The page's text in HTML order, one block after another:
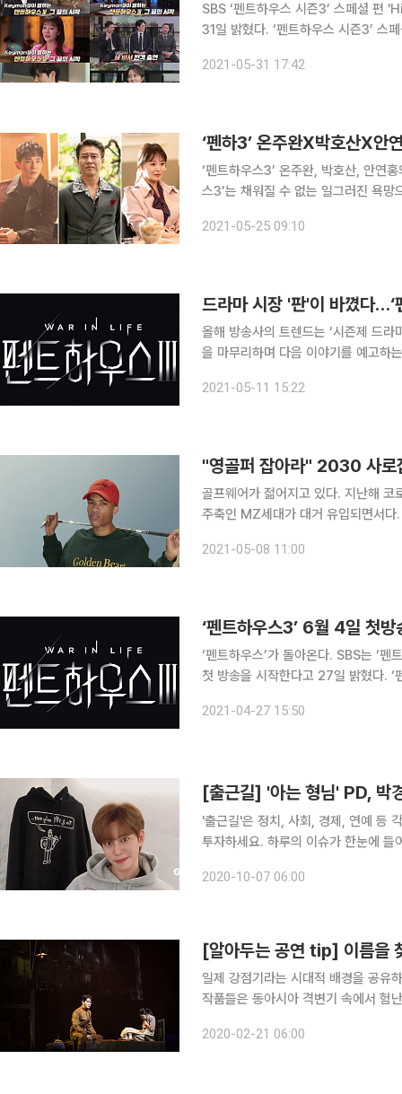
SBS ‘펜트하우스 시즌3’ 스페셜 편
31일 밝혔다. ‘펜트하우스 시즌3’ 스페셜 편에는 김현수, 김영대, 한지현, 최예빈, 이태빈 5인의 펜
2021-05-31 17:42
‘펜하3’ 온주완X박호산X안
‘펜트하우스3’ 온주완, 박호산, 안연홍의 활약에 관심
스3’는 채워질 수 없는 일그러진 욕
록을 달성한 데 이어, 시즌2에서는 최
2021-05-25 09:10
드라마 시장 '판'이 바꼈다…‘
올해 방송사의 트렌드는 ‘시즌제 드
을 마무리하며 다음 이야기를 예고하
률 30%에 육박하며 화제를 모은
2021-05-11 15:22
"영골퍼 잡아라" 2030 사로
골프웨어가 젊어지고 있다. 지난해
주축인 MZ세대가 대거 유입되면서
면 현대백화점그룹 계열 패션 전문기
2021-05-08 11:00
‘펜트하우스3’ 6월 4일 첫
‘펜트하우스’가 돌아온다. SBS는 ‘펜트하우스3’가 매주 금요일 주 1회 편성을 확정 짓고 6월 4일
첫 방송을 시작한다고 27일 밝혔다. ‘펜트하우스’는 채워질 수 없는 일그러진 욕망으로 집값 1번지,
인기를 구가한 ‘펜트하우스’는 지난
2021-04-27 15:50
'출근길'은 정치, 사회, 경제, 연예 등
투자하세요. 하루의 이슈가 한눈에 들어옵니다. '아는 형님' PD, 박경 녹화분
기로 했습니다. JTBC 측은 6일 "박
2020-10-07 06:00
[알아두는 공연 tip] 이름을
일제 강점기라는 시대적 배경을 공유
작품들은 동아시아 격변기 속에서 험
년 겨울부터 한국 전쟁 직후까지 격동
2020-02-21 06:00